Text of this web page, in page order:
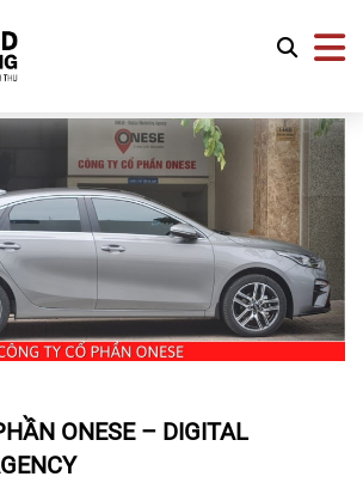
ONESE – DIGITAL